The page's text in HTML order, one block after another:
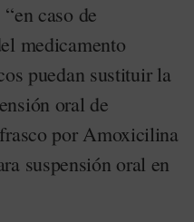
caso de
medicamento
puedan sustituir la
oral de
por Amoxicilina
suspensión oral en